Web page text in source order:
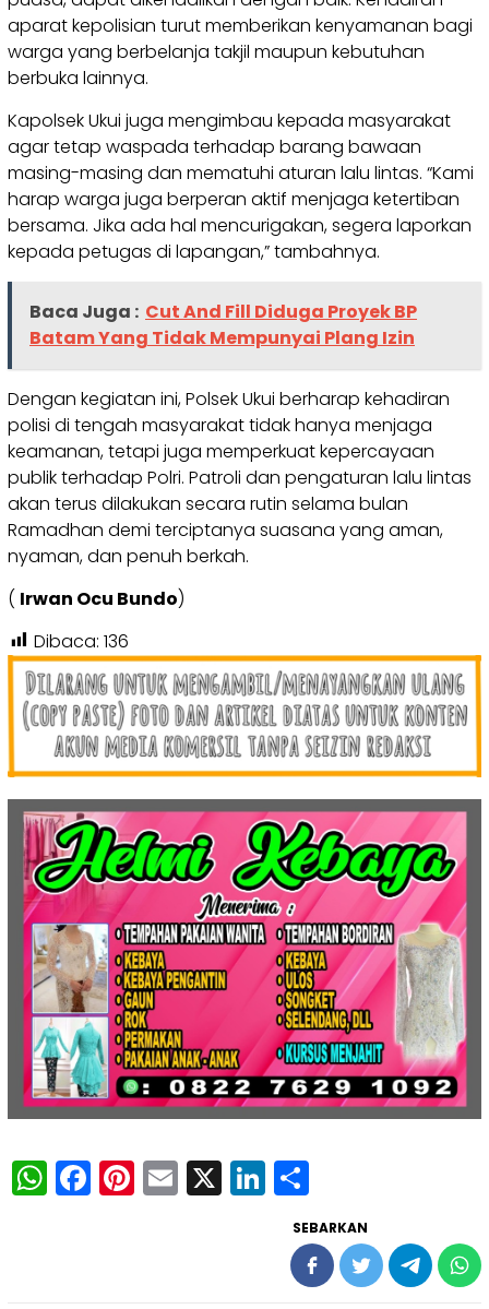
aparat kepolisian turut memberikan kenyamanan bagi
warga yang berbelanja takjil maupun kebutuhan
berbuka lainnya.
Kapolsek Ukui juga mengimbau kepada masyarakat
agar tetap waspada terhadap barang bawaan
masing-masing dan mematuhi aturan lalu lintas. “Kami
harap warga juga berperan aktif menjaga ketertiban
bersama. Jika ada hal mencurigakan, segera laporkan
kepada petugas di lapangan,” tambahnya.
Baca Juga : Cut And Fill Diduga Proyek BP
Batam Yang Tidak Mempunyai Plang Izin
Dengan kegiatan ini, Polsek Ukui berharap kehadiran
polisi di tengah masyarakat tidak hanya menjaga
keamanan, tetapi juga memperkuat kepercayaan
publik terhadap Polri. Patroli dan pengaturan lalu lintas
akan terus dilakukan secara rutin selama bulan
Ramadhan demi terciptanya suasana yang aman,
nyaman, dan penuh berkah.
( Irwan Ocu Bundo)
Dibaca: 136
WhatsApp
Facebook
Pinterest
Email
X LinkedIn
SEBARKAN